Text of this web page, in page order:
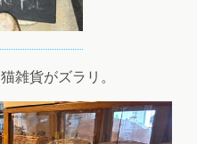
雑貨がズラリ。